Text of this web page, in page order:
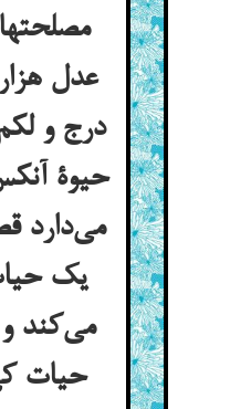
عدل
درج و
حیوة
می‌دارد
یک
می‌کند
حیات